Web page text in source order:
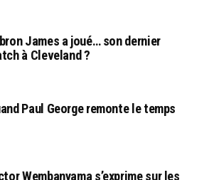
James a joué… son dernier
à Cleveland ?
Paul George remonte le temps
Wembanyama s’exprime sur les